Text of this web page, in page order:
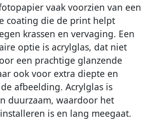
vaak voorzien van een
coating die de print helpt
krassen en vervaging. Een
optie is acrylglas, dat niet
een prachtige glanzende
ook voor extra diepte en
afbeelding. Acrylglas is
duurzaam, waardoor het
is en lang meegaat.